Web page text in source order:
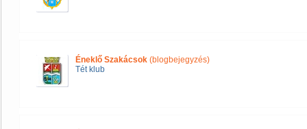
Éneklő Szakácsok (blogbejegyzés)
Tét klub